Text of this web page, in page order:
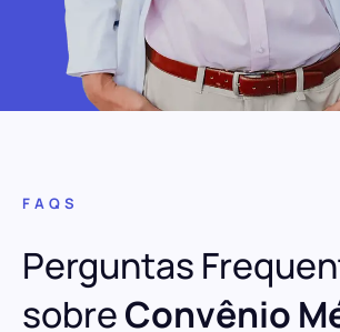
FAQS
Perguntas
sobreConvênio